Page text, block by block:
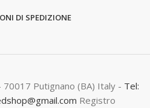
DI SPEDIZIONE
70017 Putignano (BA) Italy - Tel:
Registro